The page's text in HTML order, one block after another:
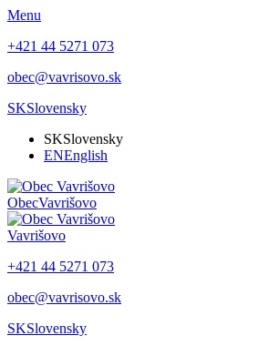
Menu
+421 44 5271 073
obec@vavrisovo.sk
SKSlovensky
SKSlovensky
ENEnglish
ObecVavrišovo
Vavrišovo
+421 44 5271 073
obec@vavrisovo.sk
SKSlovensky